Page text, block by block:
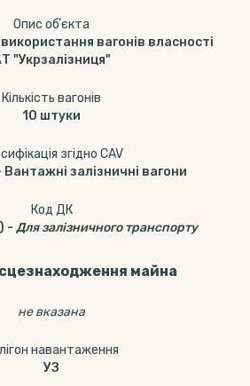
Опис обʼєкта
вагонів власності
"Укрзалізниця"
Кількість вагонів
10 штуки
згідно CAV
Вантажні залізничні вагони
Код ДК
- Для залізничного транспорту
майна
не вказана
навантаження
УЗ